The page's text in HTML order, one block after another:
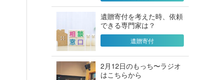
遺贈寄付を考えた時、依頼
できる専門家は？
遺贈寄付
2月12日のもっち〜ラジオ
はこちらから